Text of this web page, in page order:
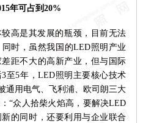
年可占到20%
是其发展的瓶颈，目前无法
时，虽然我国的LED照明产业
距不大的高新产业，但与国际
至5年，LED照明主要核心技术
通用电气、飞利浦、欧司朗三大
“众人拾柴火焰高，要解决LED
的同时，还要利用与企业联合